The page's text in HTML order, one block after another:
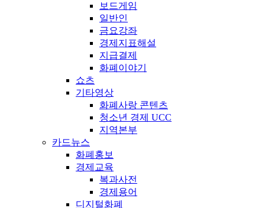
보드게임
일반인
금요강좌
경제지표해설
지급결제
화폐이야기
쇼츠
기타영상
화폐사랑 콘텐츠
청소년 경제 UCC
지역본부
카드뉴스
화폐홍보
경제교육
복과사전
경제용어
디지털화폐